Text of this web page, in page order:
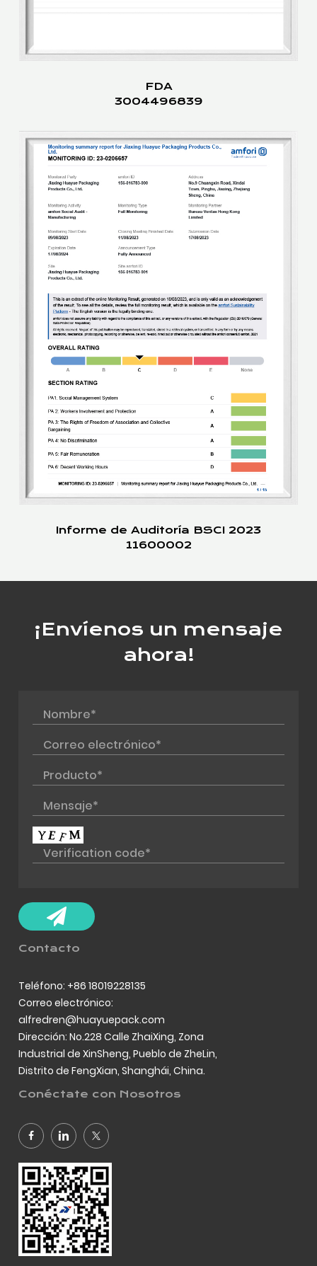
FDA
3004496839
Informe de Auditoría BSCI 2023
11600002
¡Envíenos un mensaje
ahora!
Contacto
Teléfono: +86 18019228135
Correo electrónico:
alfredren@huayuepack.com
Dirección: No.228 Calle ZhaiXing, Zona
Industrial de XinSheng, Pueblo de ZheLin,
Distrito de FengXian, Shanghái, China.
Conéctate con Nosotros